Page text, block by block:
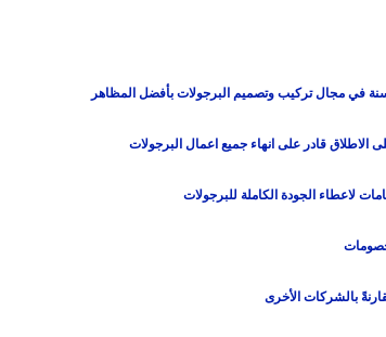
الاطلاق قادر على انهاء جميع اعمال البرجولات
لاعطاء الجودة الكاملة للبرجولات
بالشركات الأخرى